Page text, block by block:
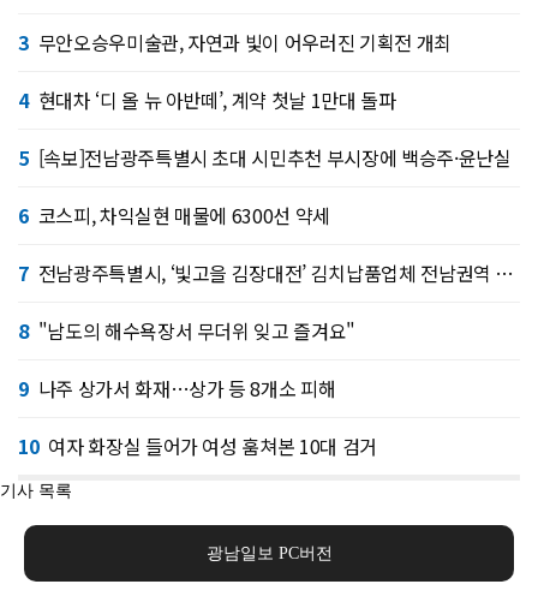
3 무안오승우미술관, 자연과 빛이 어우러진 기획전 개최
4 현대차 ‘디 올 뉴 아반떼’, 계약 첫날 1만대 돌파
5 [속보]전남광주특별시 초대 시민추천 부시장에 백승주·윤난실
6 코스피, 차익실현 매물에 6300선 약세
7 전남광주특별시, ‘빛고을 김장대전’ 김치납품업체 전남권역 확대
8 "남도의 해수욕장서 무더위 잊고 즐겨요"
9 나주 상가서 화재…상가 등 8개소 피해
10 여자 화장실 들어가 여성 훔쳐본 10대 검거
기사 목록
광남일보 PC버전